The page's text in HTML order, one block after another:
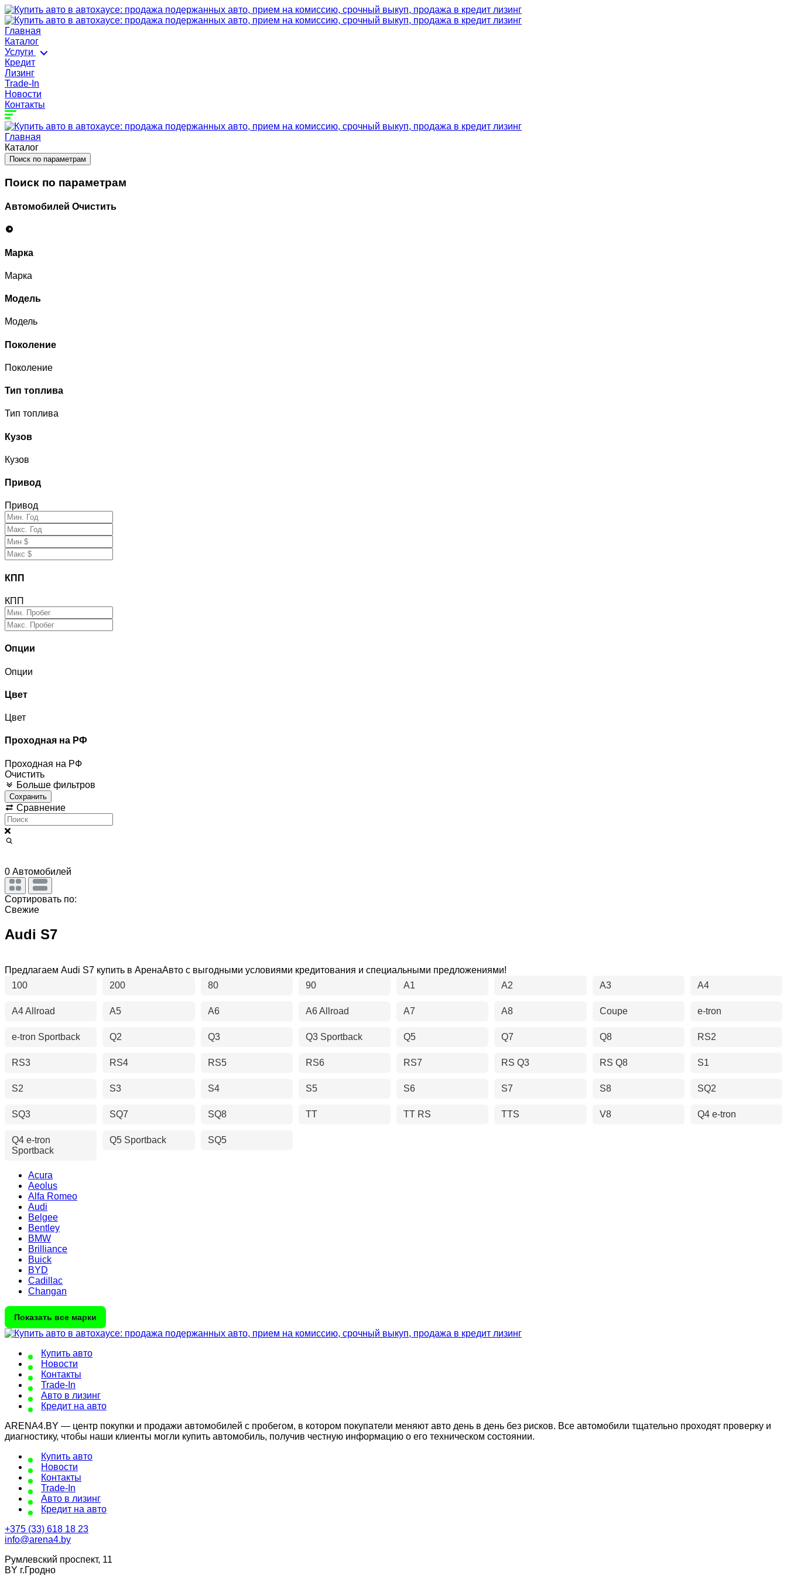
Главная
Каталог
Услуги
Кредит
Лизинг
Trade-In
Новости
Контакты
Главная
Каталог
Поиск по параметрам
Поиск по параметрам
Автомобилей Очистить
Марка
Марка
Модель
Модель
Поколение
Поколение
Тип топлива
Тип топлива
Кузов
Кузов
Привод
Привод
КПП
КПП
Опции
Опции
Цвет
Цвет
Проходная на РФ
Проходная на РФ
Очистить
Больше фильтров
Сохранить
Сравнение
0 Автомобилей
Сортировать по:
Свежие
Audi S7
Предлагаем Audi S7 купить в АренаАвто с выгодными условиями кредитования и специальными предложениями!
100
200 80 90 A1 A2 A3 A4
A4 Allroad A5 A6 A6 Allroad A7 A8 Coupe e-tron
e-tron Sportback Q2 Q3 Q3 Sportback Q5 Q7 Q8 RS2
RS3 RS4 RS5 RS6 RS7 RS Q3 RS Q8 S1
S2 S3 S4 S5 S6 S7 S8 SQ2
SQ3 SQ7 SQ8 TT TT RS TTS V8 Q4 e-tron
Q4 e-tron
Sportback
Q5 Sportback SQ5
Acura
Aeolus
Alfa Romeo
Audi
Belgee
Bentley
BMW
Brilliance
Buick
BYD
Cadillac
Changan
Показать все марки
Купить авто
Новости
Контакты
Trade-In
Авто в лизинг
Кредит на авто
ARENA4.BY — центр покупки и продажи автомобилей с пробегом, в котором покупатели меняют авто день в день без рисков. Все автомобили тщательно проходят проверку и
диагностику, чтобы наши клиенты могли купить автомобиль, получив честную информацию о его техническом состоянии.
Купить авто
Новости
Контакты
Trade-In
Авто в лизинг
Кредит на авто
+375 (33) 618 18 23
info@arena4.by
Румлевский проспект, 11
BY г.Гродно